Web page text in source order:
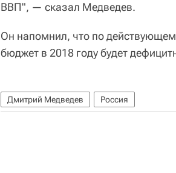
ВВП", — сказал Медведев.
Он напомнил, что по
бюджет в 2018 году будет
Дмитрий Медведев Россия